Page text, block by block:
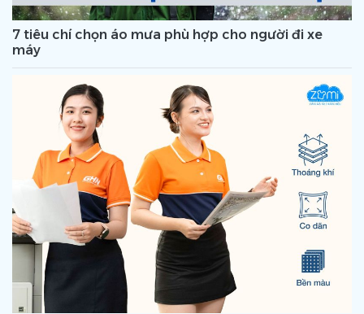
7 tiêu chí chọn áo mưa phù hợp cho người đi xe
máy